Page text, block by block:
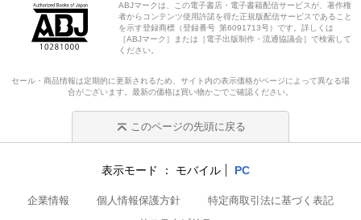
ABJマークは、この電子書店・電子書籍配信サービスが、著作権
者からコンテンツ使用許諾を得た正規版配信サービスであること
を示す登録商標（登録番号 第6091713号）です。詳しくは
［ABJマーク］または［電子出版制作・流通協議会］で検索して
ください。
セール・商品情報は定期的に更新されるため、サイト内の表示価格がページによって異なる場
合がございます。最新の価格は買い物かごでご確認ください。
このページの先頭に戻る
表示モード モバイル PC
企業情報 個人情報保護方針
特定商取引法に基づく表記